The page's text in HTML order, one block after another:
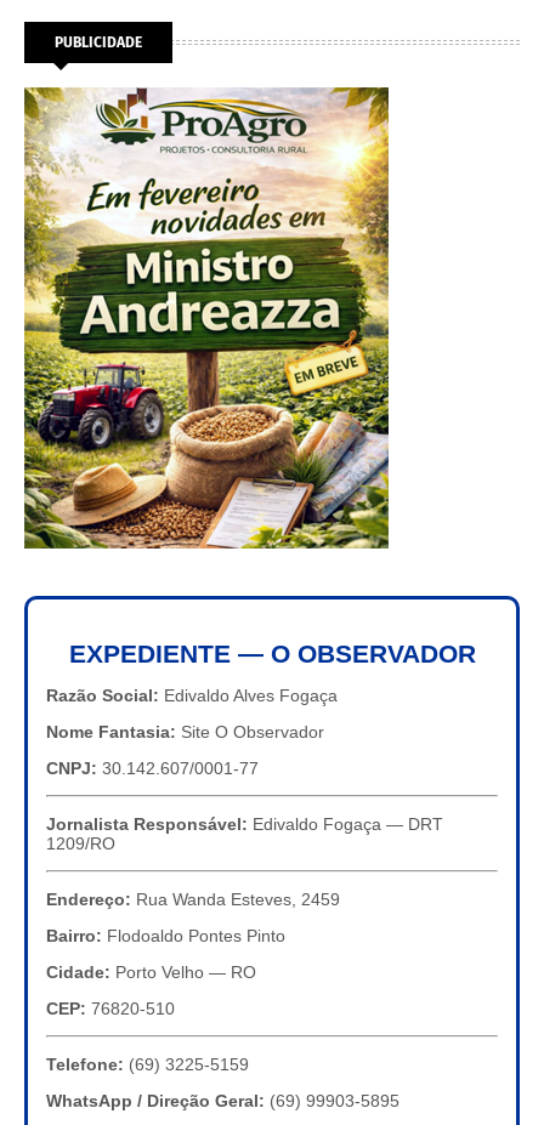
PUBLICIDADE
EXPEDIENTE — O OBSERVADOR
Razão Social: Edivaldo Alves Fogaça
Nome Fantasia: Site O Observador
CNPJ: 30.142.607/0001-77
Jornalista Responsável: Edivaldo Fogaça — DRT
1209/RO
Endereço: Rua Wanda Esteves, 2459
Bairro: Flodoaldo Pontes Pinto
Cidade: Porto Velho — RO
CEP: 76820-510
Telefone: (69) 3225-5159
WhatsApp / Direção Geral: (69) 99903-5895